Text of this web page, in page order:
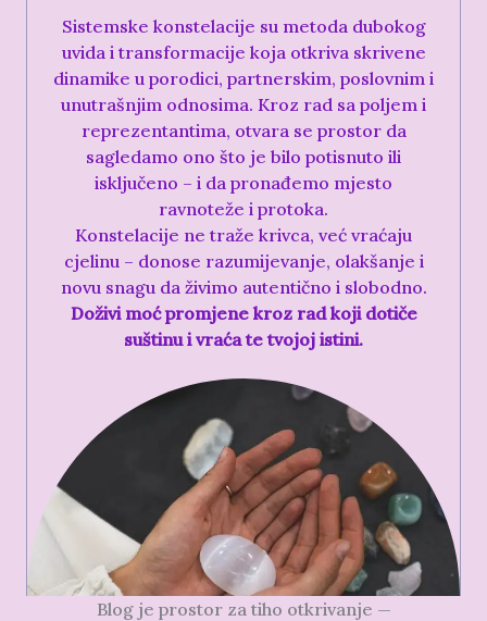
Sistemske konstelacije su metoda dubokog
uvida i transformacije koja otkriva skrivene
dinamike u porodici, partnerskim, poslovnim i
unutrašnjim odnosima. Kroz rad sa poljem i
reprezentantima, otvara se prostor da
sagledamo ono što je bilo potisnuto ili
isključeno – i da pronađemo mjesto
ravnoteže i protoka.
Konstelacije ne traže krivca, već vraćaju
cjelinu – donose razumijevanje, olakšanje i
novu snagu da živimo autentično i slobodno.
Doživi moć promjene kroz rad koji dotiče
suštinu i vraća te tvojoj istini.
Blog je prostor za tiho otkrivanje —